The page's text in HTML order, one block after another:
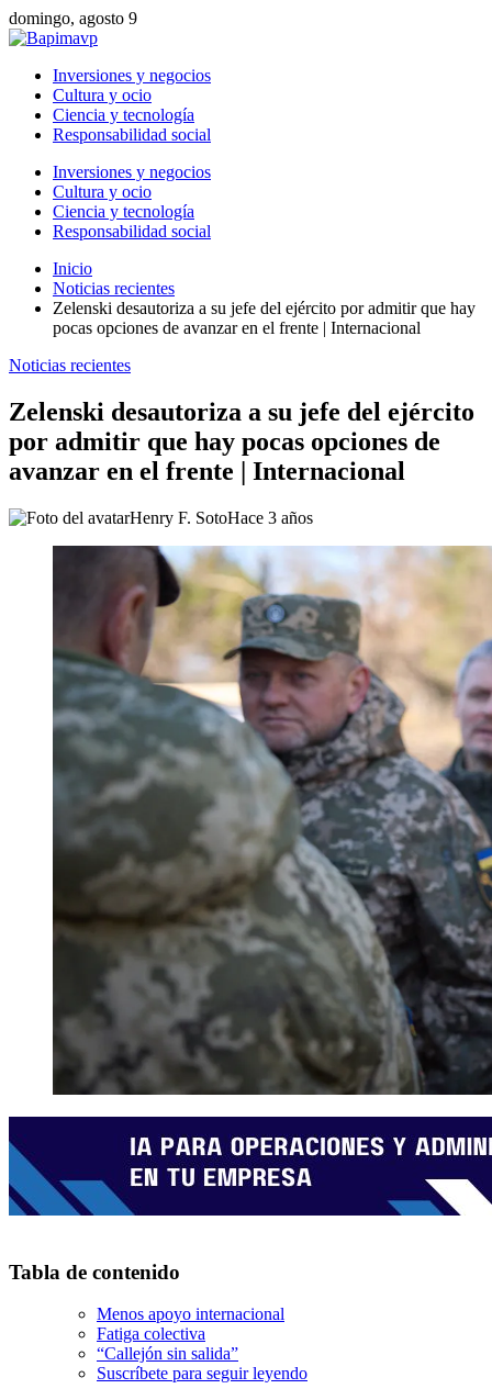
domingo, agosto 9
Inversiones y negocios
Cultura y ocio
Ciencia y tecnología
Responsabilidad social
Inversiones y negocios
Cultura y ocio
Ciencia y tecnología
Responsabilidad social
Inicio
Noticias recientes
Zelenski desautoriza a su jefe del ejército por admitir que hay
pocas opciones de avanzar en el frente | Internacional
Noticias recientes
Zelenski desautoriza a su jefe del ejército
por admitir que hay pocas opciones de
avanzar en el frente | Internacional
Henry F. SotoHace 3 años
Tabla de contenido
Menos apoyo internacional
Fatiga colectiva
“Callejón sin salida”
Suscríbete para seguir leyendo